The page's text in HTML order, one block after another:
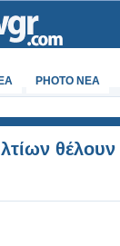
PHOTO NEA
θέλουν